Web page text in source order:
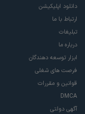
دانلود اپلیکیشن
ارتباط با ما
تبلیغات
درباره ما
ابزار توسعه دهندگان
فرصت های شغلی
قوانین و مقررات
DMCA
آگهی دولتی